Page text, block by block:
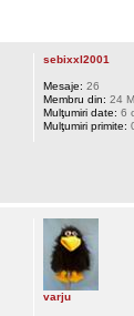
sebixxl2001
Mesaje: 26
Membru din: 24
Mulţumiri date: 6
Mulţumiri primite:
varju